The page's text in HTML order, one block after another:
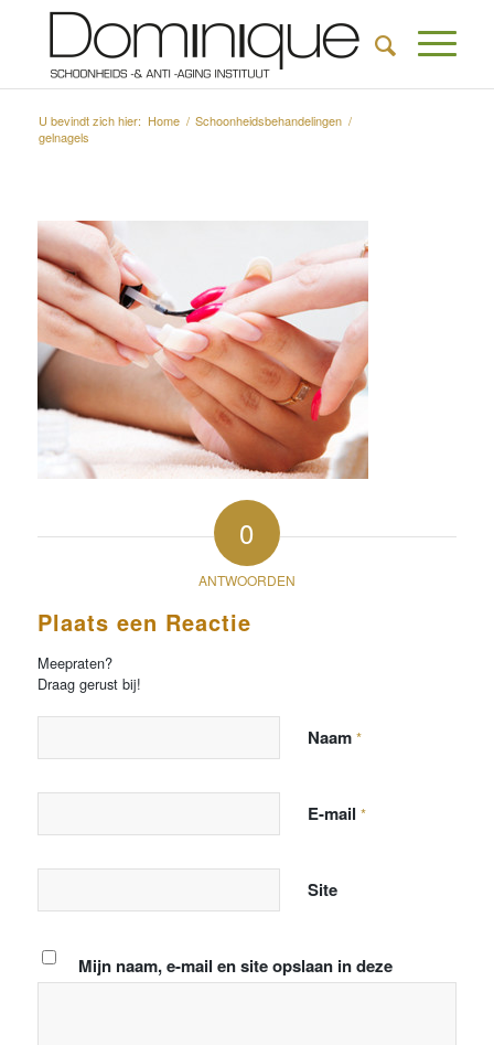
U bevindt zich hier: Home / Schoonheidsbehandelingen /
gelnagels
0
ANTWOORDEN
Plaats een Reactie
Meepraten?
Draag gerust bij!
Naam *
E-mail *
Site
Mijn naam, e-mail en site opslaan in deze
browser voor de volgende keer wanneer ik een